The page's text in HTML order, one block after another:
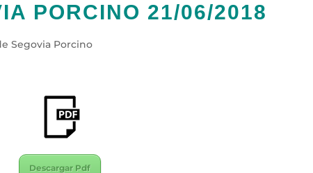
PORCINO 21/06/2018
Segovia Porcino
Descargar Pdf